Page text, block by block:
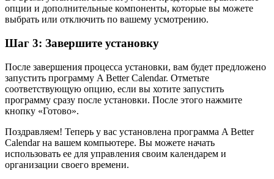
опции и дополнительные компоненты, которые вы можете
выбрать или отключить по вашему усмотрению.
Шаг 3: Завершите установку
После завершения процесса установки, вам будет предложено
запустить программу A Better Calendar. Отметьте
соответствующую опцию, если вы хотите запустить
программу сразу после установки. После этого нажмите
кнопку «Готово».
Поздравляем! Теперь у вас установлена программа A Better
Calendar на вашем компьютере. Вы можете начать
использовать ее для управления своим календарем и
организации своего времени.